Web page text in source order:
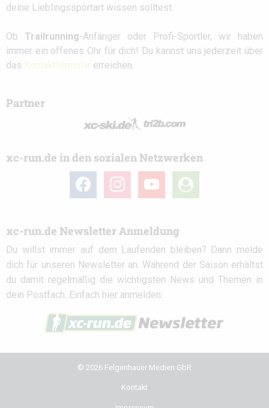
deine Lieblingssportart wissen solltest.
Ob Trailrunning-Anfänger oder Profi-Sportler, wir haben
immer ein offenes Ohr für dich! Du kannst uns jederzeit über
das Kontaktformular erreichen.
Partner
xc-run.de in den sozialen Netzwerken
facebook instagramyoutube
user-
circle
xc-run.de Newsletter Anmeldung
Du willst immer auf dem Laufenden bleiben? Dann melde
dich für unseren Newsletter an. Während der Saison erhältst
du damit regelmäßig die wichtigsten News und Themen in
dein Postfach. Einfach hier anmelden:
© 2026 Felgenhauer Medien GbR
Kontakt